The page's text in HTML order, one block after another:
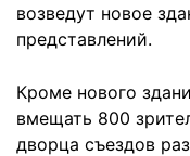
возведут новое
представлений.
Кроме нового
вмещать 800
дворца съездов